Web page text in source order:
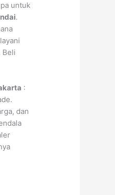
untuk
.
Beli
:
dan